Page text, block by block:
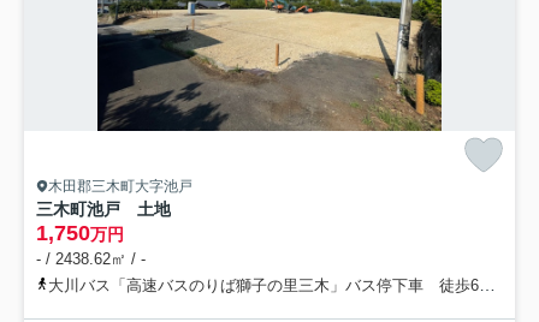
木田郡三木町大字池戸
三木町池戸 土地
1,750万円
- / 2438.62㎡ / -
大川バス「高速バスのりば獅子の里三木」バス停下車 徒歩6分